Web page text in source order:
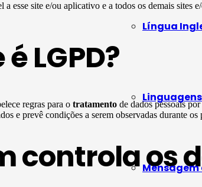
Língua
Linguagens
a esse site e/ou aplicativo e a todos os demais sites
é LGPD?
regras para o tratamento de dados pessoais
e prevê condições a serem observadas durante os
controla os